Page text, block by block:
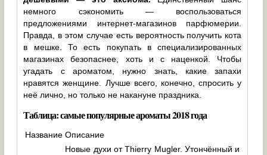
немного сэкономить — воспользоваться
предложениями интернет-магазинов парфюмерии.
Правда, в этом случае есть вероятность получить кота
в мешке. То есть покупать в специализированных
магазинах безопаснее, хоть и с наценкой. Чтобы
угадать с ароматом, нужно знать, какие запахи
нравятся женщине. Лучше всего, конечно, спросить у
неё лично, но только не накануне праздника.
Таблица: самые популярные ароматы 2018 года
Название Описание
Новые духи от Thierry Mugler. Утончённый и